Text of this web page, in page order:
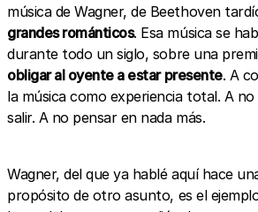
música de Wagner, de Beethoven
grandes románticos. Esa música se
durante todo un siglo, sobre una
obligar al oyente a estar presente. A
la música como experiencia total. A
salir. A no pensar en nada más.
Wagner, del que ya hablé aquí hace
propósito de otro asunto, es el